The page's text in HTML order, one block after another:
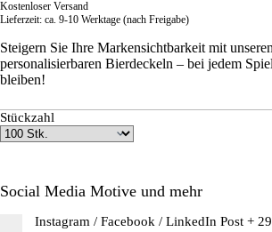
Kostenloser Versand
Lieferzeit: ca. 9-10 Werktage (nach Freigabe)
Steigern Sie Ihre Markensichtbarkeit mit unseren
personalisierbaren Bierdeckeln – bei jedem
bleiben!
Stückzahl
Social Media Motive und mehr
Instagram / Facebook / LinkedIn Post +